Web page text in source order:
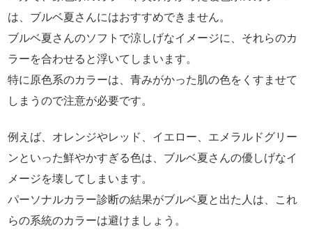
は、ブルベ夏さんにはおすすめできません。
ブルベ夏さんのソフトで涼しげなイメージに、それらのカ
ラーを合わせると浮いてしまいます。
特に原色系のカラーは、青みがかった肌の色をくすませて
しまうので注意が必要です。
例えば、オレンジやレッド、イエロー、エメラルドグリー
ンといった鮮やかすぎる色は、ブルベ夏さんの優しげなイ
メージを壊してしまいます。
パーソナルカラー診断の結果がブルベ夏と出た人は、これ
らの系統のカラーは避けましょう。